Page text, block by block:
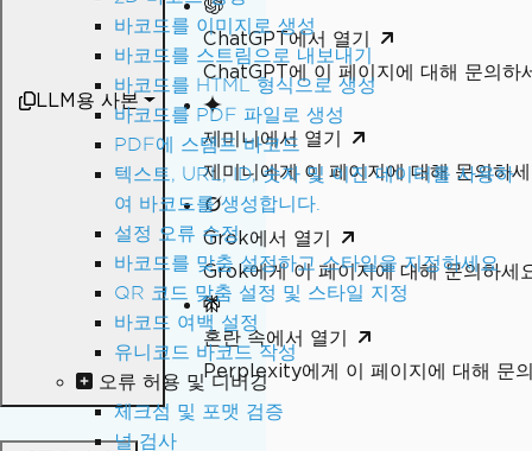
바코드를 이미지로 생성
바코드를 스트림으로 내보내기
바코드를 HTML 형식으로 생성
바코드를 PDF 파일로 생성
PDF에 스탬프 바코드
텍스트, URL, ID, 숫자 및 이진 데이터를 사용하
여 바코드를 생성합니다.
설정 오류 수정
바코드를 맞춤 설정하고 스타일을 지정하세요
QR 코드 맞춤 설정 및 스타일 지정
바코드 여백 설정
유니코드 바코드 작성
오류 허용 및 디버깅
체크섬 및 포맷 검증
널 검사
LLM용 사본
ChatGPT에서 열기
ChatGPT에 이 페이지에 대해 문의하
제미니에서 열기
제미니에게 이 페이지에 대해 문의하
Grok에서 열기
Grok에게 이 페이지에 대해 문의하세
혼란 속에서 열기
Perplexity에게 이 페이지에 대해 문